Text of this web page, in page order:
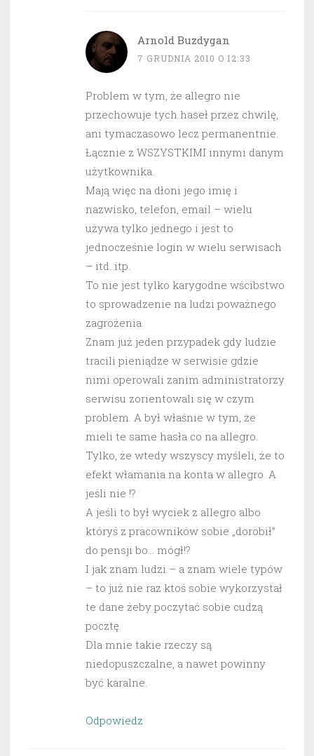
Arnold Buzdygan
7 GRUDNIA 2010 O 12:33
Problem w tym, że allegro nie
przechowuje tych haseł przez chwilę,
ani tymaczasowo lecz permanentnie.
Łącznie z WSZYSTKIMI innymi danym
użytkownika.
Mają więc na dłoni jego imię i
nazwisko, telefon, email – wielu
używa tylko jednego i jest to
jednocześnie login w wielu serwisach
– itd. itp.
To nie jest tylko karygodne wścibstwo
to sprowadzenie na ludzi poważnego
zagrożenia.
Znam już jeden przypadek gdy ludzie
tracili pieniądze w serwisie gdzie
nimi operowali zanim administratorzy
serwisu zorientowali się w czym
problem. A był właśnie w tym, że
mieli te same hasła co na allegro.
Tylko, że wtedy wszyscy myśleli, że to
efekt włamania na konta w allegro. A
jeśli nie !?
A jeśli to był wyciek z allegro albo
któryś z pracowników sobie „dorobił”
do pensji bo… mógł!?
I jak znam ludzi – a znam wiele typów
– to już nie raz ktoś sobie wykorzystał
te dane żeby poczytać sobie cudzą
pocztę.
Dla mnie takie rzeczy są
niedopuszczalne, a nawet powinny
być karalne.
Odpowiedz